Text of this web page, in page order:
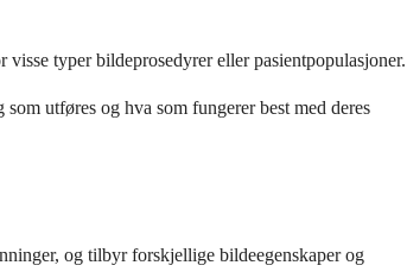
typer bildeprosedyrer eller pasientpopulasjoner.
utføres og hva som fungerer best med deres
og tilbyr forskjellige bildeegenskaper og